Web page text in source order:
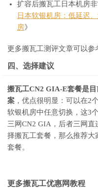
扩容后搬瓦工日本机房
日本软银机房：低延迟
房》
更多搬瓦工测评文章可以参
四、选择建议
搬瓦工CN2 GIA-E套餐是
案 ，优点很明显：可以在2
软银机房中任意切换，这3
三网CN2 GIA，后者三网
择搬瓦工套餐，那么推荐
套餐。
更多搬瓦工优惠网教程